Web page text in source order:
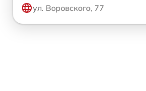
ул. Воровского, 77